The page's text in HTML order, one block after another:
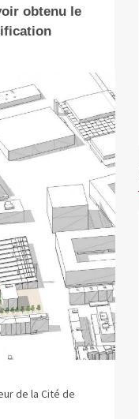
obtenu le
de la Cité de